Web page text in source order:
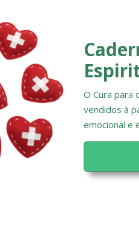
O Cura para
vendidos à
emocional e